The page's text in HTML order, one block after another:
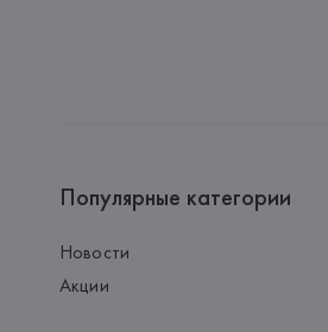
Популярные категории
Новости
Акции